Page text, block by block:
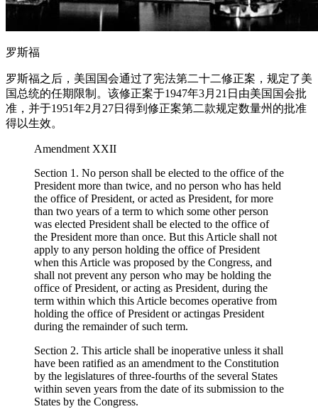
罗斯福
罗斯福之后，美国国会通过了宪法第二十二修正案，规定了美
国总统的任期限制。该修正案于1947年3月21日由美国国会批
准，并于1951年2月27日得到修正案第二款规定数量州的批准
得以生效。
Amendment XXII
Section 1. No person shall be elected to the office of the
President more than twice, and no person who has held
the office of President, or acted as President, for more
than two years of a term to which some other person
was elected President shall be elected to the office of
the President more than once. But this Article shall not
apply to any person holding the office of President
when this Article was proposed by the Congress, and
shall not prevent any person who may be holding the
office of President, or acting as President, during the
term within which this Article becomes operative from
holding the office of President or actingas President
during the remainder of such term.
Section 2. This article shall be inoperative unless it shall
have been ratified as an amendment to the Constitution
by the legislatures of three-fourths of the several States
within seven years from the date of its submission to the
States by the Congress.